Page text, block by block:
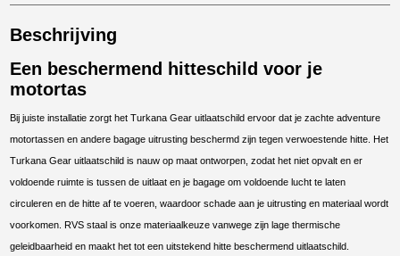
Beschrijving
Een beschermend hitteschild voor je
motortas
Bij juiste installatie zorgt het Turkana Gear uitlaatschild ervoor dat je zachte adventure
motortassen en andere bagage uitrusting beschermd zijn tegen verwoestende hitte. Het
Turkana Gear uitlaatschild is nauw op maat ontworpen, zodat het niet opvalt en er
voldoende ruimte is tussen de uitlaat en je bagage om voldoende lucht te laten
circuleren en de hitte af te voeren, waardoor schade aan je uitrusting en materiaal wordt
voorkomen. RVS staal is onze materiaalkeuze vanwege zijn lage thermische
geleidbaarheid en maakt het tot een uitstekend hitte beschermend uitlaatschild.